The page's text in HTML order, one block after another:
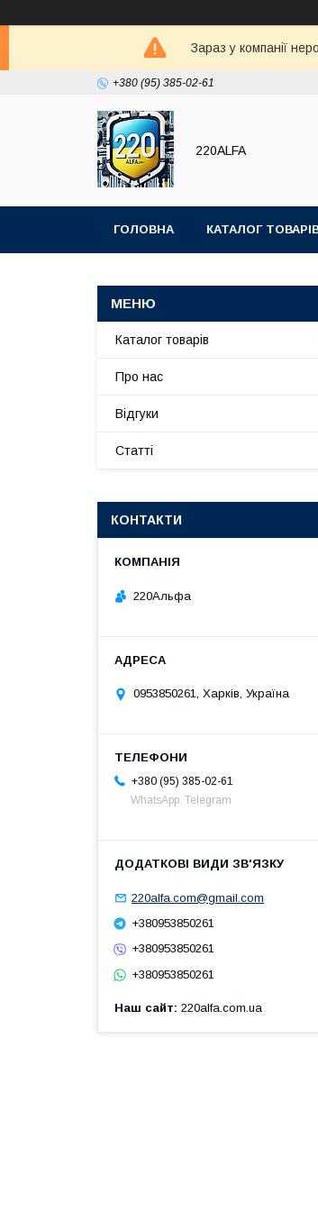
Зараз у компанії
+380 (95) 385-02-61
220ALFA
ГОЛОВНА КАТАЛОГ
Каталог товарів
Про нас
Відгуки
Статті
КОНТАКТИ
220Альфа
0953850261, Харків, Україна
+380 (95) 385-02-61
WhatsApp. Telegram
220alfa.com@gmail.com
+380953850261
+380953850261
+380953850261
Наш сайт 220alfa.com.ua